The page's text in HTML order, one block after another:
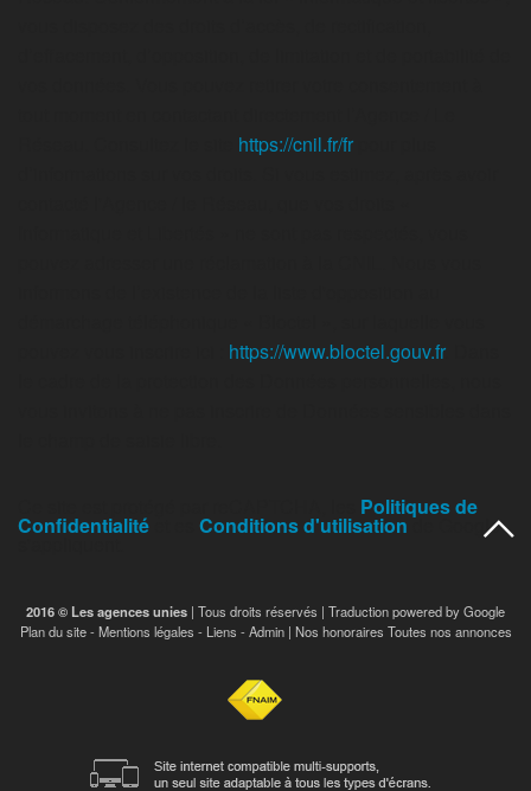
https://cnil.fr/fr
https://www.bloctel.gouv.fr. Dans
Politiques de
Confidentialité Conditions d'utilisation de Google
2016 © Les agences unies | Tous droits réservés | Traduction powered by Google
Plan du site- Mentions légales - Liens - Admin| Nos honoraires Toutes nos annonces